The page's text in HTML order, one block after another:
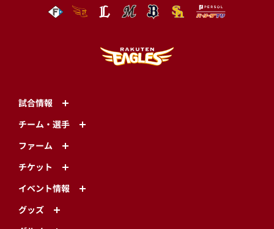
試合情報
チーム・選手
ファーム
チケット
イベント情報
グッズ